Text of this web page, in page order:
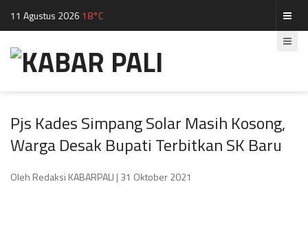
11 Agustus 2026 18°C
Pjs Kades Simpang Solar Masih Kosong,
Warga Desak Bupati Terbitkan SK Baru
Oleh Redaksi KABARPALI | 31 Oktober 2021